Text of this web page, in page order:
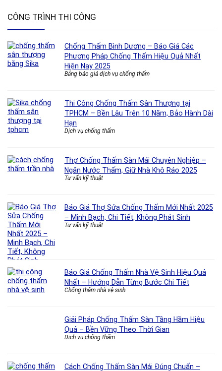
CÔNG TRÌNH THI CÔNG
Chống Thấm Bình Dương – Báo Giá Các
Phương Pháp Chống Thấm Hiệu Quả Nhất
Hiện Nay 2025
Bảng báo giá dịch vụ chống thấm
Thi Công Chống Thấm Sân Thượng tại
TPHCM – Bền Lâu Trên 10 Năm, Bảo Hành Dài
Hạn
Dịch vụ chống thấm
Thợ Chống Thấm Sàn Mái Chuyên Nghiệp –
Ngăn Nước Thấm, Giữ Nhà Khô Ráo 2025
Tư vấn kỹ thuật
Báo Giá Thợ Sửa Chống Thấm Mới Nhất 2025
– Minh Bạch, Chi Tiết, Không Phát Sinh
Tư vấn kỹ thuật
Báo Giá Chống Thấm Nhà Vệ Sinh Hiệu Quả
Nhất – Hướng Dẫn Từng Bước Chi Tiết
Chống thấm nhà vệ sinh
Giải Pháp Chống Thấm Sàn Tầng Hầm Hiệu
Quả – Bền Vững Theo Thời Gian
Dịch vụ chống thấm
Cách Chống Thấm Sàn Mái Đúng Chuẩn –